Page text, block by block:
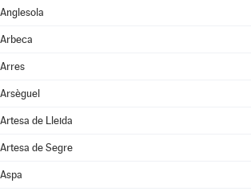
Anglesola
Arbeca
Arres
Arsèguel
Artesa de Lleida
Artesa de Segre
Aspa